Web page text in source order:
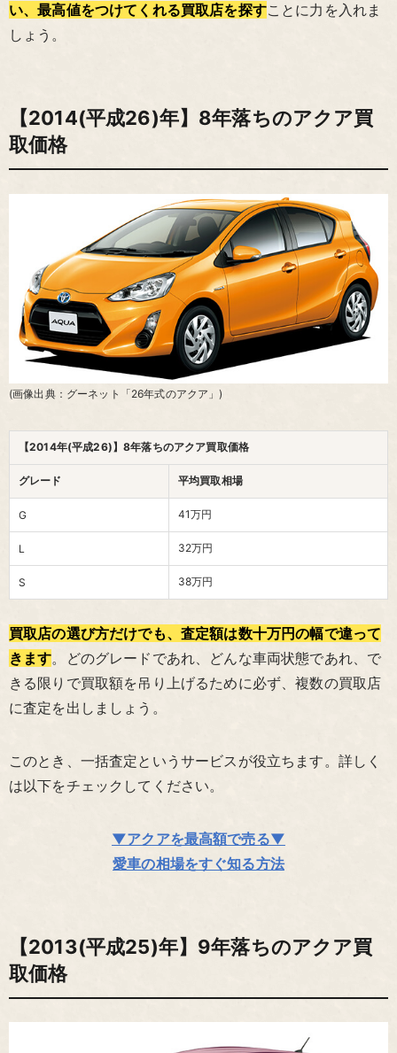
い、最高値をつけてくれる買取店を探すことに力を入れま
しょう。
【2014(平成26)年】8年落ちのアクア買
取価格
(画像出典：グーネット「26年式のアクア」)
【2014年(平成26)】8年落ちのアクア買取価格
グレード 平均買取相場
G 41万円
L 32万円
S 38万円
買取店の選び方だけでも、査定額は数十万円の幅で違って
きます。どのグレードであれ、どんな車両状態であれ、で
きる限りで買取額を吊り上げるために必ず、複数の買取店
に査定を出しましょう。
このとき、一括査定というサービスが役立ちます。詳しく
は以下をチェックしてください。
▼アクアを最高額で売る▼
愛車の相場をすぐ知る方法
【2013(平成25)年】9年落ちのアクア買
取価格